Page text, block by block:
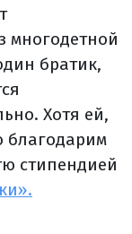
многодетной
братик,
Хотя ей,
благодарим
стипендией